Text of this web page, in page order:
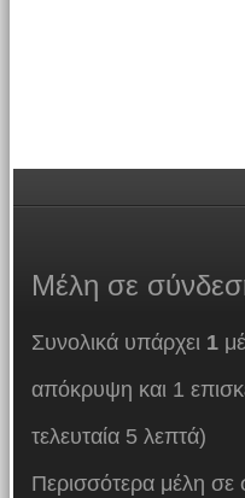
Μέλη σε
Συνολικά υπάρχει 1
απόκρυψη και 1
τελευταία 5 λεπτά)
Περισσότερα μέλη σε